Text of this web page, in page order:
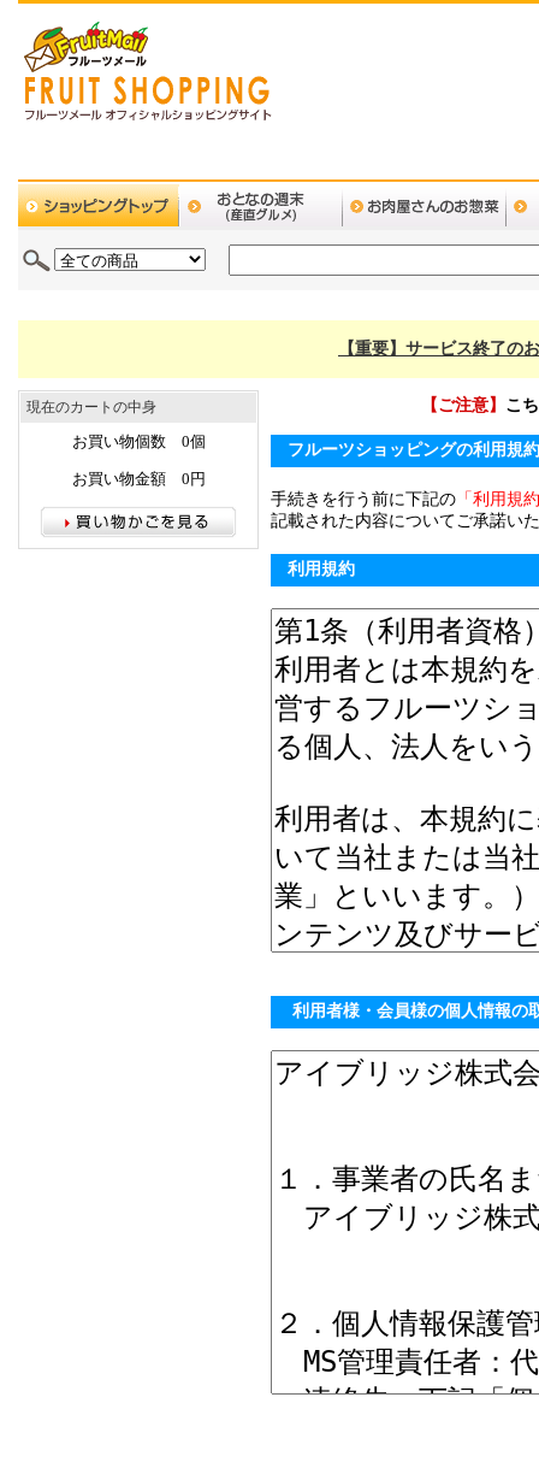
【重要】サービス終了の
現在のカートの中身
お買い物個数 0個
お買い物金額 0円
【ご注意】 こ
フルーツショッピングの利用規
手続きを行う前に下記の 「利用規
記載された内容についてご承諾い
利用規約
利用者様・会員様の個人情報の